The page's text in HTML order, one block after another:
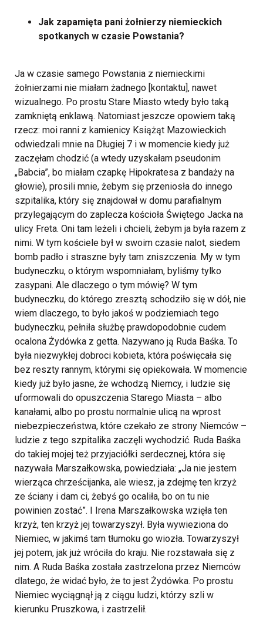
Jak zapamięta pani żołnierzy niemieckich
spotkanych w czasie Powstania?
Ja w czasie samego Powstania z niemieckimi
żołnierzami nie miałam żadnego [kontaktu], nawet
wizualnego. Po prostu Stare Miasto wtedy było taką
zamkniętą enklawą. Natomiast jeszcze opowiem taką
rzecz: moi ranni z kamienicy Książąt Mazowieckich
odwiedzali mnie na Długiej 7 i w momencie kiedy już
zaczęłam chodzić (a wtedy uzyskałam pseudonim
„Babcia”, bo miałam czapkę Hipokratesa z bandaży na
głowie), prosili mnie, żebym się przeniosła do innego
szpitalika, który się znajdował w domu parafialnym
przylegającym do zaplecza kościoła Świętego Jacka na
ulicy Freta. Oni tam leżeli i chcieli, żebym ja była razem z
nimi. W tym kościele był w swoim czasie nalot, siedem
bomb padło i straszne były tam zniszczenia. My w tym
budyneczku, o którym wspomniałam, byliśmy tylko
zasypani. Ale dlaczego o tym mówię? W tym
budyneczku, do którego zresztą schodziło się w dół, nie
wiem dlaczego, to było jakoś w podziemiach tego
budyneczku, pełniła służbę prawdopodobnie cudem
ocalona Żydówka z getta. Nazywano ją Ruda Baśka. To
była niezwykłej dobroci kobieta, która poświęcała się
bez reszty rannym, którymi się opiekowała. W momencie
kiedy już było jasne, że wchodzą Niemcy, i ludzie się
uformowali do opuszczenia Starego Miasta – albo
kanałami, albo po prostu normalnie ulicą na wprost
niebezpieczeństwa, które czekało ze strony Niemców –
ludzie z tego szpitalika zaczęli wychodzić. Ruda Baśka
do takiej mojej też przyjaciółki serdecznej, która się
nazywała Marszałkowska, powiedziała: „Ja nie jestem
wierząca chrześcijanka, ale wiesz, ja zdejmę ten krzyż
ze ściany i dam ci, żebyś go ocaliła, bo on tu nie
powinien zostać”. I Irena Marszałkowska wzięła ten
krzyż, ten krzyż jej towarzyszył. Była wywieziona do
Niemiec, w jakimś tam tłumoku go wiozła. Towarzyszył
jej potem, jak już wróciła do kraju. Nie rozstawała się z
nim. A Ruda Baśka została zastrzelona przez Niemców
dlatego, że widać było, że to jest Żydówka. Po prostu
Niemiec wyciągnął ją z ciągu ludzi, którzy szli w
kierunku Pruszkowa, i zastrzelił.